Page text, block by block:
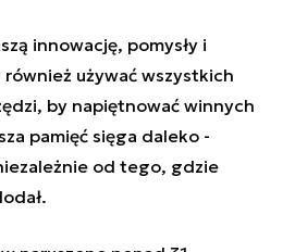
innowację, pomysły i
używać wszystkich
by napiętnować winnych
pamięć sięga daleko -
od tego, gdzie